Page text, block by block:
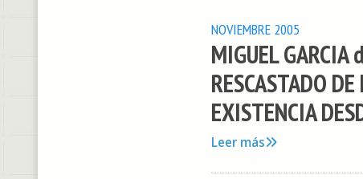
NOVIEMBRE 2005
MIGUEL GARCIA
RESCASTADO
EXISTENCIA
Leer más